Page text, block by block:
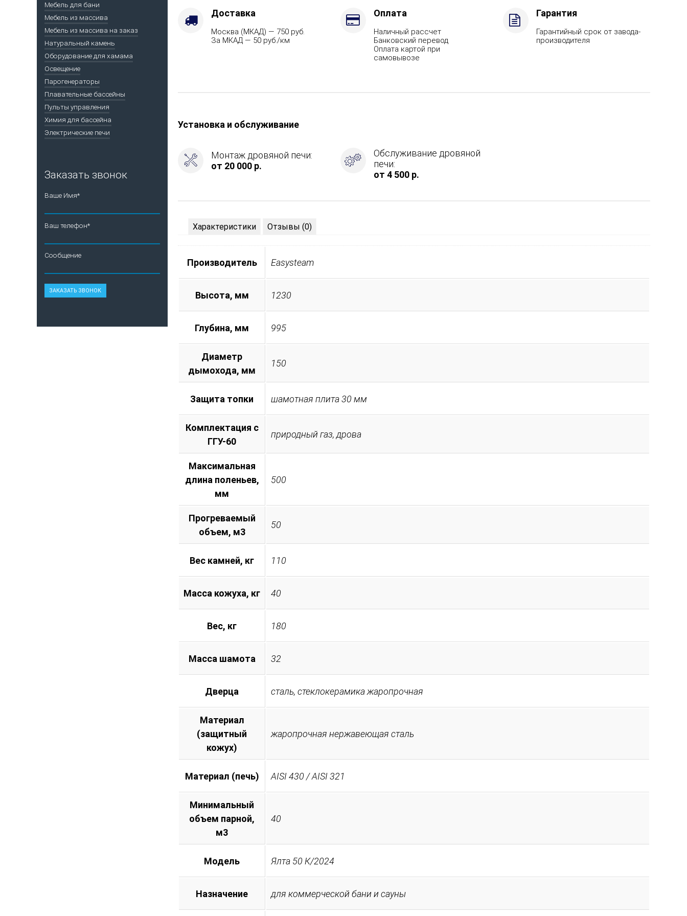
Варианты
кожуха
Доставка
Москва (МКАД) — 750 руб.
За МКАД — 50 руб./км
Оплата
Наличный рассчет
Банковский перевод
Оплата картой при
самовывозе
Гарантия
Гарантийный срок от завода-
производителя
Установка и обслуживание
Монтаж дровяной печи:
от 20 000 р.
Обслуживание дровяной
печи:
от 4 500 р.
Характеристики Отзывы (0)
Производитель Easysteam
Высота, мм 1230
Глубина, мм 995
Диаметр
дымохода, мм
150
Защита топки шамотная плита 30 мм
Комплектация с
ГГУ-60
природный газ, дрова
Максимальная
длина поленьев,
мм
500
Прогреваемый
объем, м3
50
Вес камней, кг 110
Масса кожуха, кг 40
Вес, кг 180
Масса шамота 32
Дверца сталь, стеклокерамика жаропрочная
Материал
(защитный
кожух)
жаропрочная нержавеющая сталь
Материал (печь) AISI 430 / AISI 321
Минимальный
объем парной,
м3
40
Модель Ялта 50 К/2024
Назначение для коммерческой бани и сауны
Мебель для бани
Мебель из массива
Мебель из массива на заказ
Натуральный камень
Оборудование для хамама
Освещение
Парогенераторы
Плавательные бассейны
Пульты управления
Химия для бассейна
Электрические печи
Заказать звонок
Ваше Имя*
Ваш телефон*
Сообщение